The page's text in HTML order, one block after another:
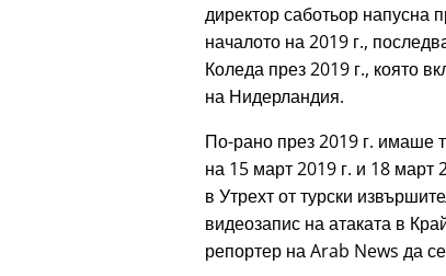
директор саботьор напусна
началото на 2019 г.,
Коледа през 2019 г., която
на Нидерландия.
По-рано през 2019 г. имаше
на 15 март 2019 г. и 18
в Утрехт от турски
видеозапис на атаката в
репортер на Arab News да